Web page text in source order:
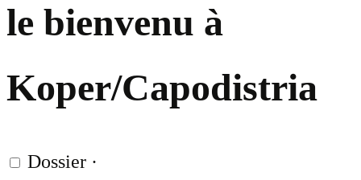
le bienvenu à
Koper/Capodistria
Dossier ·